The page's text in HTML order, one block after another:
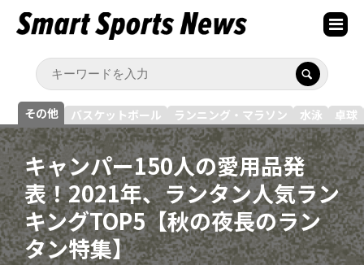
その他 バスケットボール ランニング・マラソン 水泳 卓球
キャンパー150人の愛用品発
表！2021年、ランタン人気ラン
キングTOP5【秋の夜長のラン
タン特集】